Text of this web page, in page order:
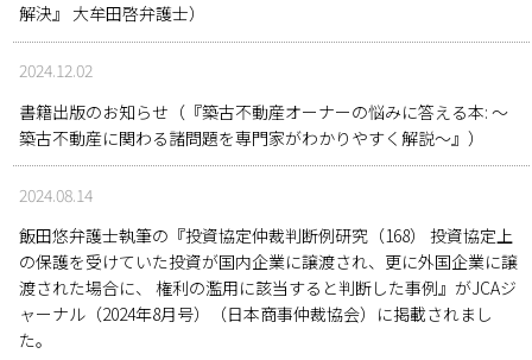
解決』 大牟田啓弁護士）
2024.12.02
書籍出版のお知らせ（『築古不動産オーナーの悩みに答える本: ～
築古不動産に関わる諸問題を専門家がわかりやすく解説～』）
2024.08.14
飯田悠弁護士執筆の『投資協定仲裁判断例研究（168） 投資協定上
の保護を受けていた投資が国内企業に譲渡され、更に外国企業に譲
渡された場合に、 権利の濫用に該当すると判断した事例』がJCAジ
ャーナル（2024年8月号）（日本商事仲裁協会）に掲載されまし
た。